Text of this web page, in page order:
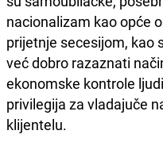
nacionalizam kao opće
prijetnje secesijom, kao
već dobro razaznati
ekonomske kontrole
privilegija za vladajuče
klijentelu.